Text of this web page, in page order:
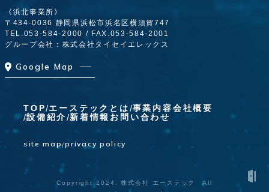
《浜北事業所》
〒434-0036 静岡県浜松市浜名区横須賀747
TEL. 053-584-2000 / FAX.053-584-2001
グループ会社：株式会社タイセイエレックス
Google Map
TOP エーステックとは 事業内容会社概要
設備紹介 新着情報 お問い合わせ
site map privacy policy
Copyright 2024. 株式会社 エーステック All